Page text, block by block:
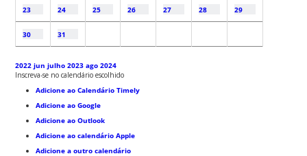
23 24 25 26 27 28 29
30 31
2022junjulho 2023 ago2024
Inscreva-se no calendário escolhido
Adicione ao Calendário Timely
Adicione ao Google
Adicione ao Outlook
Adicione ao calendário Apple
Adicione a outro calendário